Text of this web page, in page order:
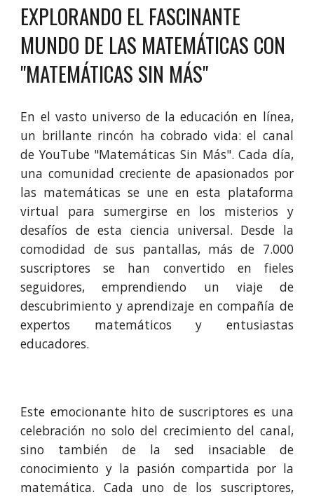
EXPLORANDO EL FASCINANTE
MUNDO DE LAS MATEMÁTICAS CON
"MATEMÁTICAS SIN MÁS"
En el vasto universo de la educación en línea,
un brillante rincón ha cobrado vida: el canal
de YouTube "Matemáticas Sin Más". Cada día,
una comunidad creciente de apasionados por
las matemáticas se une en esta plataforma
virtual para sumergirse en los misterios y
desafíos de esta ciencia universal. Desde la
comodidad de sus pantallas, más de 7.000
suscriptores se han convertido en fieles
seguidores, emprendiendo un viaje de
descubrimiento y aprendizaje en compañía de
expertos matemáticos y entusiastas
educadores.
Este emocionante hito de suscriptores es una
celebración no solo del crecimiento del canal,
sino también de la sed insaciable de
conocimiento y la pasión compartida por la
matemática. Cada uno de los suscriptores,